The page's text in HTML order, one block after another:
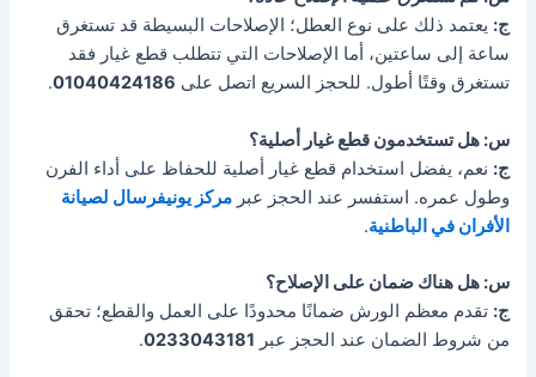
ج: يعتمد ذلك على نوع العطل؛ الإصلاحات البسيطة قد تستغرق
ساعة إلى ساعتين، أما الإصلاحات التي تتطلب قطع غيار فقد
تستغرق وقتًا أطول. للحجز السريع اتصل على 01040424186
.
س: هل تستخدمون قطع غيار أصلية؟
ج: نعم، يفضل استخدام قطع غيار أصلية للحفاظ على أداء الفرن
وطول عمره. استفسر عند الحجز عبرمركز يونيفرسال لصيانة
الأفران في الباطنية.
س: هل هناك ضمان على الإصلاح؟
ج: تقدم معظم الورش ضمانًا محدودًا على العمل والقطع؛ تحقق
من شروط الضمان عند الحجز عبر 0233043181
.